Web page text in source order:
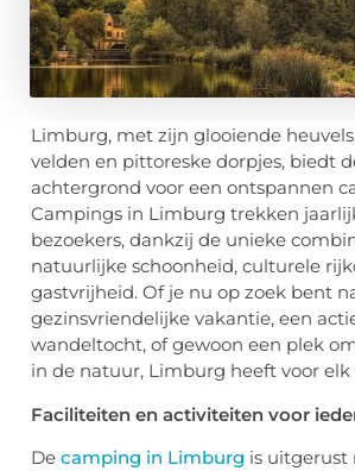
Limburg, met zijn glooiende
velden en pittoreske dorpjes, biedt
achtergrond voor een ontspannen
Campings in Limburg trekken
bezoekers, dankzij de unieke
natuurlijke schoonheid, culturele
gastvrijheid. Of je nu op zoek bent
gezinsvriendelijke vakantie, een
wandeltocht, of gewoon een plek
in de natuur, Limburg heeft voor elk
Faciliteiten en activiteiten voor
De camping in Limburg is